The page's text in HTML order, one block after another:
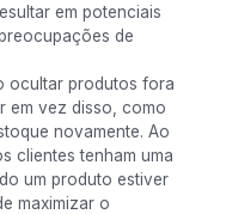
em potenciais
de
ocultar produtos fora
em vez disso, como
novamente. Ao
clientes tenham uma
um produto estiver
maximizar o